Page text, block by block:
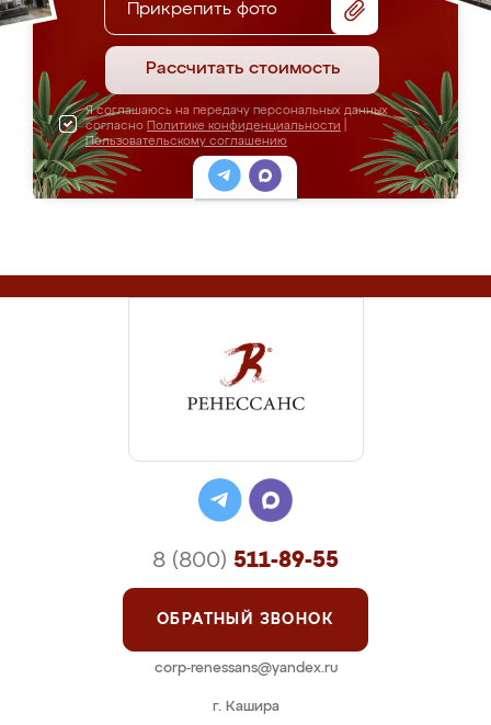
Прикрепить фото
Рассчитать стоимость
Я соглашаюсь на передачу персональных данных
согласно Политике конфиденциальности
Пользовательскому соглашению
г. Кашира
8 (800) 511-89-55
ОБРАТНЫЙ ЗВОНОК
corp-renessans@yandex.ru